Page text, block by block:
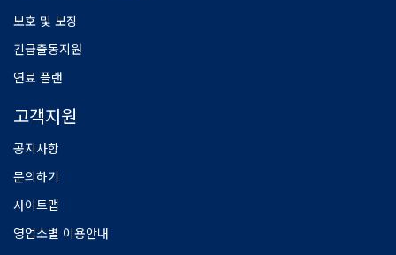
보호 및 보장
긴급출동지원
연료 플랜
고객지원
공지사항
문의하기
사이트맵
영업소별 이용안내